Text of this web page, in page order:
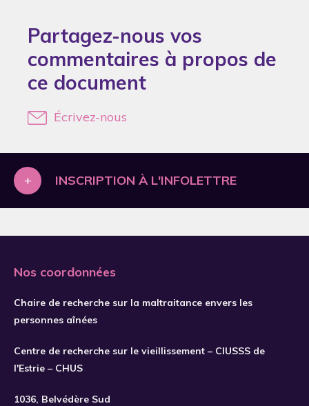
2023
2025
2026
Aarons
Aas
Abada
Abbey
Abdel Rahman
Abdel Wahab
Abe
Abner
Abolfathi Momtaz
Partagez-nous vos
commentaires à propos de
ce document
Écrivez-nous
+ INSCRIPTION À L'INFOLETTRE
Nos coordonnées
Chaire de recherche sur la maltraitance envers les
personnes aînées
Centre de recherche sur le vieillissement – CIUSSS de
l'Estrie – CHUS
1036, Belvédère Sud